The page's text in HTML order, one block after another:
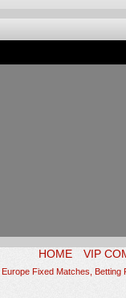
HOME VIP
Europe Fixed Matches, Betting